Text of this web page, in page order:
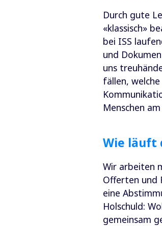
Durch gute
«klassisch»
bei ISS
und
uns
fällen,
Menschen
Wie läuft
Wir arbeiten
Offerten und
eine
Holschuld:
gemeinsam